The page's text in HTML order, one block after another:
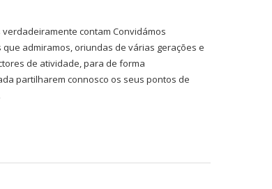
contam Convidámos
admiramos, oriundas de várias gerações e
de atividade, para de forma
partilharem connosco os seus pontos de